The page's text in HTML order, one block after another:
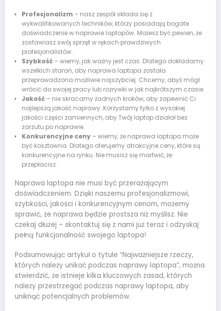
Profesjonalizm – nasz zespół składa się z
wykwalifikowanych techników, którzy posiadają bogate
doświadczenie w naprawie laptopów. Możesz być pewien, że
zostawiasz swój sprzęt w rękach prawdziwych
profesjonalistów.
Szybkość– wiemy, jak ważny jest czas. Dlatego dokładamy
wszelkich starań, aby naprawa laptopa została
przeprowadzona możliwie najszybciej. Chcemy, abyś mógł
wrócić do swojej pracy lub rozrywki w jak najkrótszym czasie.
Jakość– nie skracamy żadnych kroków, aby zapewnić Ci
najlepszą jakość naprawy. Korzystamy tylko z wysokiej
jakości części zamiennych, aby Twój laptop działał bez
zarzutu po naprawie.
Konkurencyjne ceny– wiemy, że naprawa laptopa może
być kosztowna. Dlatego oferujemy atrakcyjne ceny, które są
konkurencyjne na rynku. Nie musisz się martwić, że
przepłacisz.
Naprawa laptopa nie musi być przerażającym
doświadczeniem. Dzięki naszemu profesjonalizmowi,
szybkości, jakości i konkurencyjnym cenom, możemy
sprawić, że naprawa będzie prostsza niż myślisz. Nie
czekaj dłużej – skontaktuj się z nami już teraz i odzyskaj
pełną funkcjonalność swojego laptopa!
Podsumowując artykuł o tytule “Najważniejsze rzeczy,
których należy unikać podczas naprawy laptopa”, można
stwierdzić, że istnieje kilka kluczowych zasad, których
należy przestrzegać podczas naprawy laptopa, aby
uniknąć potencjalnych problemów.